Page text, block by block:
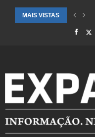
MAIS VISTAS
SAÚDE ALERTA PARA